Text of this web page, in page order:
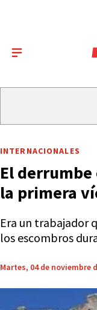
INTERNACIONALES
El derrumbe
la primera
Era un trabajador
los escombros
Martes, 04 de noviembre